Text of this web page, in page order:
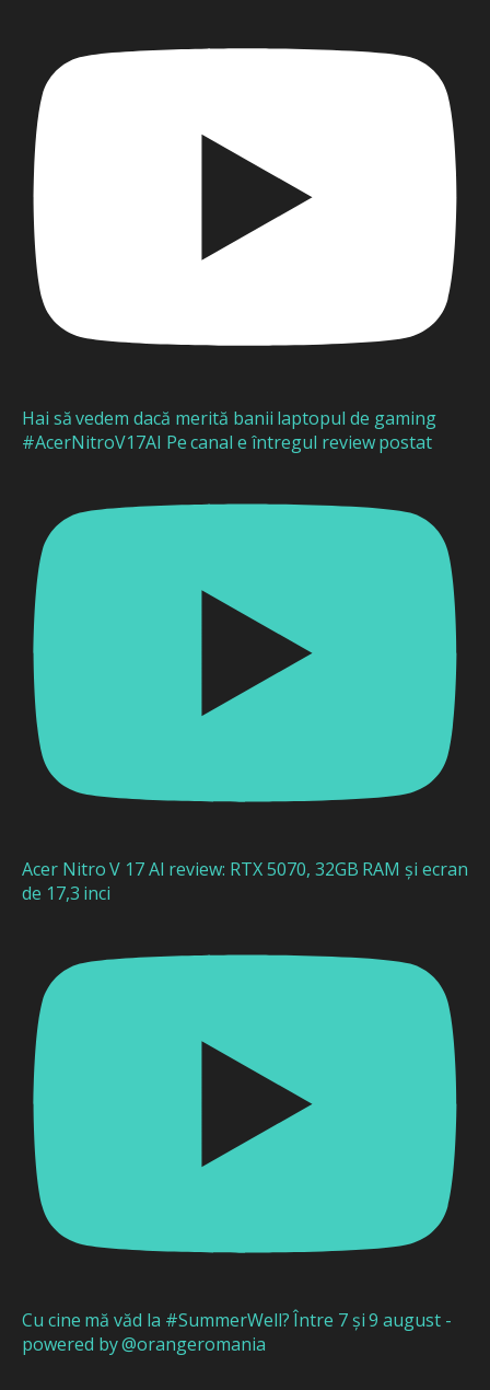
Hai să vedem dacă merită banii laptopul de gaming
#AcerNitroV17AI Pe canal e întregul review postat
Acer Nitro V 17 AI review: RTX 5070, 32GB RAM și ecran
de 17,3 inci
Cu cine mă văd la #SummerWell? Între 7 și 9 august -
powered by @orangeromania